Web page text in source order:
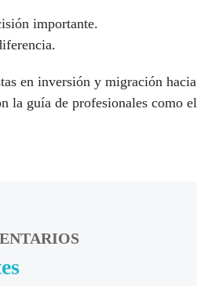
importante.
en inversión y migración hacia
la guía de profesionales como el